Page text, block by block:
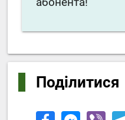
Поділитися